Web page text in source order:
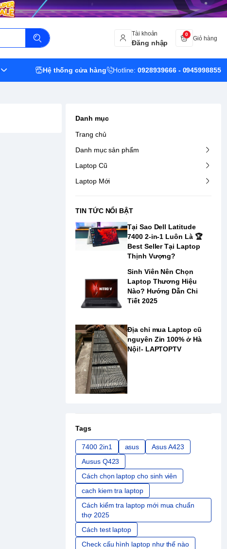
Tài khoản
Đăng nhập
0
Giỏ hàng
Hệ thống cửa hàng Hotline:0928939666 - 0945998855
Danh mục
Trang chủ
Danh mục sản phẩm
Laptop Cũ
Laptop Mới
TIN TỨC NỔI BẬT
Tại Sao Dell Latitude
7400 2-in-1 Luôn Là ️🏆
Best Seller Tại Laptop
Thịnh Vượng?
Sinh Viên Nên Chọn
Laptop Thương Hiệu
Nào? Hướng Dẫn Chi
Tiết 2025
Địa chỉ mua Laptop cũ
nguyên Zin 100% ở Hà
Nội!- LAPTOPTV
Tags
7400 2in1 asus
Asus A423
Ausus Q423
Cách chọn laptop cho sinh viên
cach kiem tra laptop
Cách kiểm tra laptop mới mua chuẩn
thợ 2025
Cách test laptop
Check cấu hình laptop như thế nào